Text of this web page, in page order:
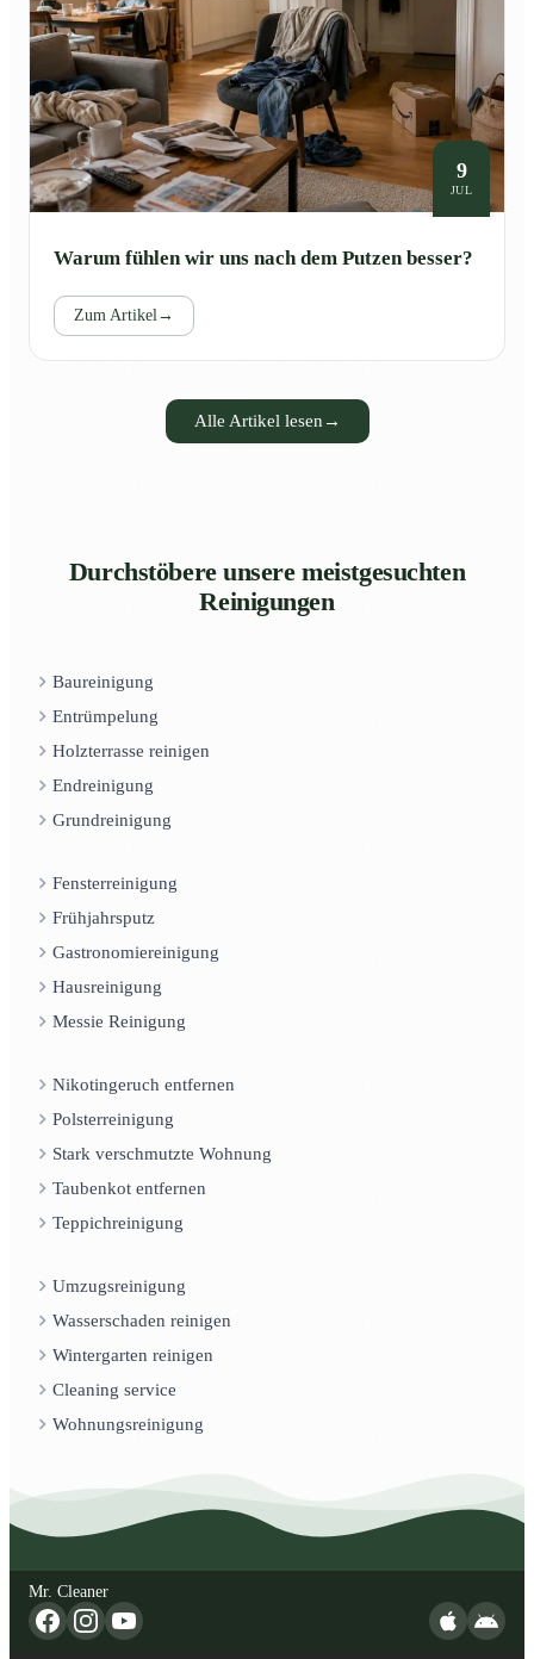
9
JUL
Warum fühlen wir uns nach dem Putzen besser?
Zum Artikel →
Alle Artikel lesen →
Durchstöbere unsere meistgesuchten
Reinigungen
Baureinigung
Entrümpelung
Holzterrasse reinigen
Endreinigung
Grundreinigung
Fensterreinigung
Frühjahrsputz
Gastronomiereinigung
Hausreinigung
Messie Reinigung
Nikotingeruch entfernen
Polsterreinigung
Stark verschmutzte Wohnung
Taubenkot entfernen
Teppichreinigung
Umzugsreinigung
Wasserschaden reinigen
Wintergarten reinigen
Cleaning service
Wohnungsreinigung
Mr. Cleaner